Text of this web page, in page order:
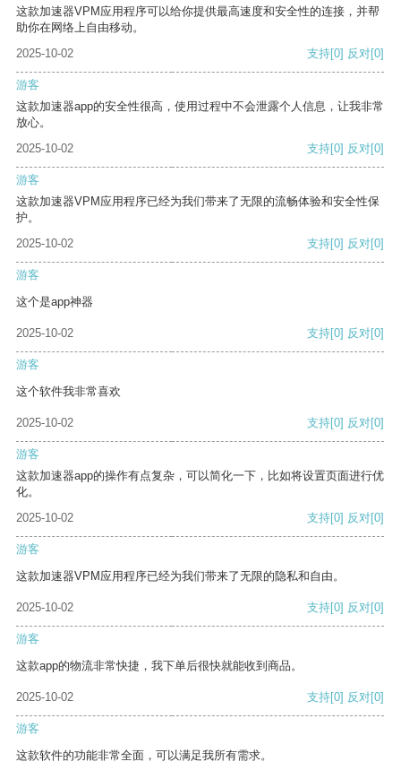
这款加速器VPM应用程序可以给你提供最高速度和安全性的连接，并帮
助你在网络上自由移动。
2025-10-02
支持[0] 反对[0]
游客
这款加速器app的安全性很高，使用过程中不会泄露个人信息，让我非常
放心。
2025-10-02
支持[0] 反对[0]
游客
这款加速器VPM应用程序已经为我们带来了无限的流畅体验和安全性保
护。
2025-10-02
支持[0] 反对[0]
游客
这个是app神器
2025-10-02 支持[0] 反对[0]
游客
这个软件我非常喜欢
2025-10-02 支持[0] 反对[0]
游客
这款加速器app的操作有点复杂，可以简化一下，比如将设置页面进行优
化。
2025-10-02
支持[0] 反对[0]
游客
这款加速器VPM应用程序已经为我们带来了无限的隐私和自由。
2025-10-02 支持[0] 反对[0]
游客
这款app的物流非常快捷，我下单后很快就能收到商品。
2025-10-02 支持[0] 反对[0]
游客
这款软件的功能非常全面，可以满足我所有需求。